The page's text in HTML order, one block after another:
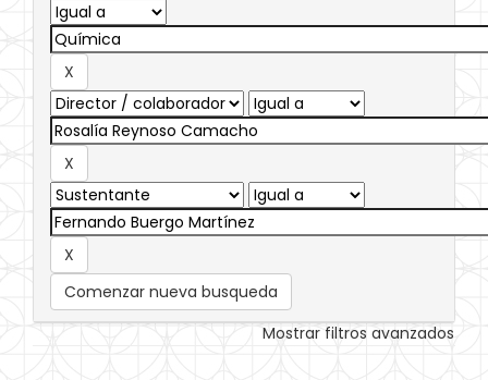
Comenzar nueva busqueda
Mostrar filtros avanzados